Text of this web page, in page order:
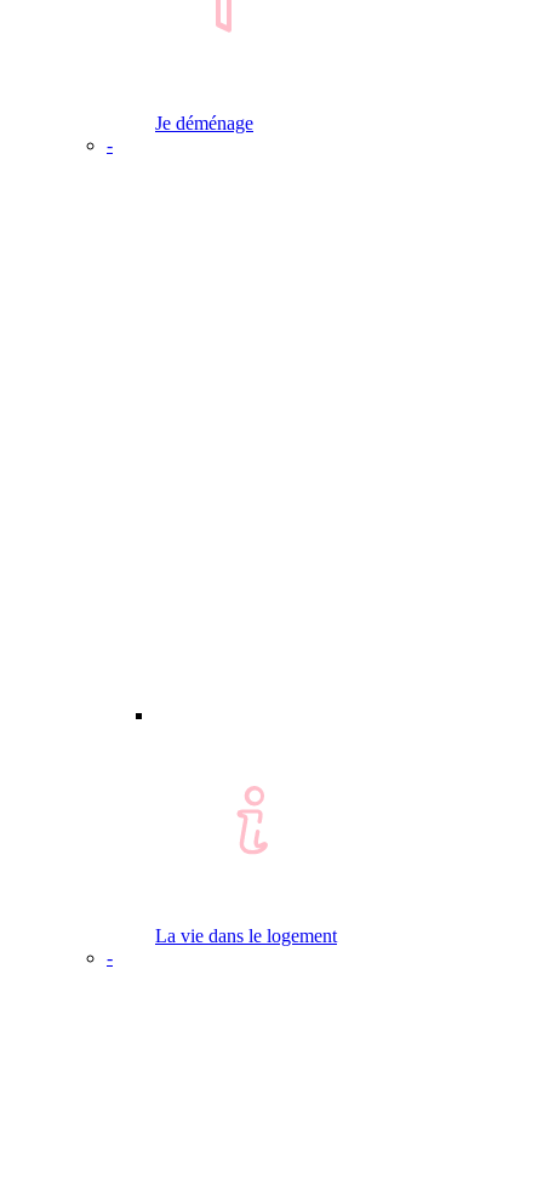
Je déménage
-
La vie dans le logement
-